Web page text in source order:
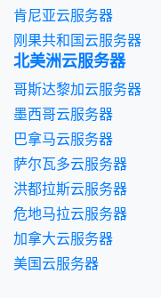
肯尼亚云服务器
刚果共和国云服务器
北美洲云服务器
哥斯达黎加云服务器
墨西哥云服务器
巴拿马云服务器
萨尔瓦多云服务器
洪都拉斯云服务器
危地马拉云服务器
加拿大云服务器
美国云服务器